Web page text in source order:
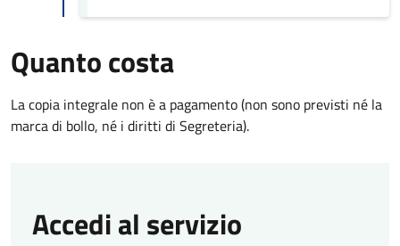
Quanto costa
La copia integrale non è a pagamento (non sono previsti né la
marca di bollo, né i diritti di Segreteria).
Accedi al servizio